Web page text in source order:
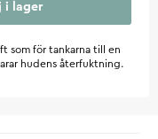
i lager
som för tankarna till en
hudens återfuktning.